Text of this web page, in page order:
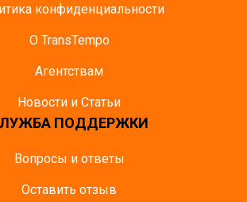
конфиденциальности
О TransTempo
Агентствам
Новости и Статьи
ПОДДЕРЖКИ
Вопросы и ответы
Оставить отзыв